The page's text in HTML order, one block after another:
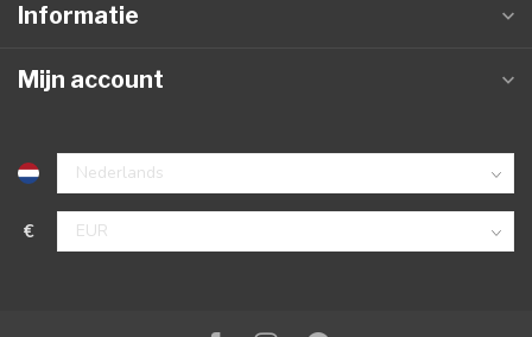
Informatie
Mijn account
€